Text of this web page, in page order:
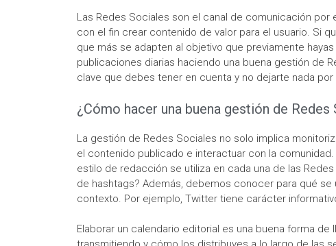
Las Redes Sociales son el canal de comunicación
con el fin crear contenido de valor para el usuario. Si
que más se adapten al objetivo que previamente
publicaciones diarias haciendo una buena gestión de
clave que debes tener en cuenta y no dejarte nada por
¿Cómo hacer una buena gestión de Redes
La gestión de Redes Sociales no solo implica
el contenido publicado e interactuar con la
estilo de redacción se utiliza en cada una de las
de hashtags? Además, debemos conocer para qué
contexto. Por ejemplo, Twitter tiene carácter
Elaborar un calendario editorial es una buena forma